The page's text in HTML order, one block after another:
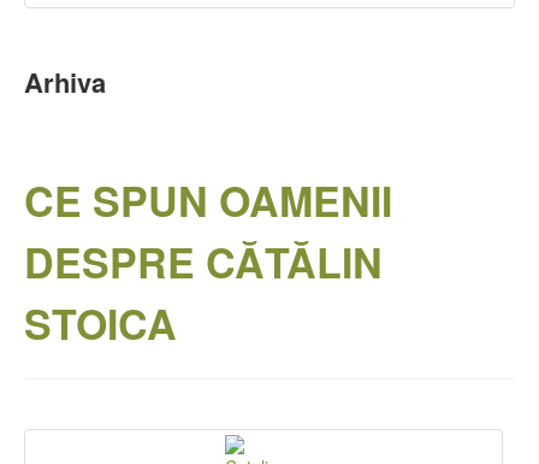
Arhiva
CE SPUN OAMENII
DESPRE CĂTĂLIN
STOICA